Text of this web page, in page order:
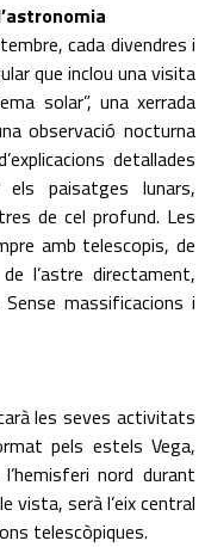
cada divendres i
que inclou una visita
solar”, una xerrada
observació nocturna
detallades
els paisatges lunars,
de cel profund. Les
amb telescopis, de
l’astre directament,
massificacions i
les seves activitats
pels estels Vega,
nord durant
vista, serà l’eix central
telescòpiques.